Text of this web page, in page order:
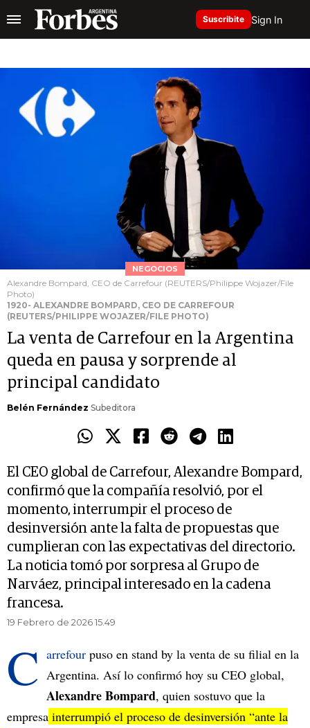
Suscribite Sign In
NEGOCIOS
Alexandre Bompard, CEO de Carrefour (REUTERS/Philippe Wojazer/File
Photo)
1920- ALEXANDRE BOMPARD, CEO DE CARREFOUR
(REUTERS/PHILIPPE WOJAZER/FILE PHOTO)
La venta de Carrefour en la Argentina
queda en pausa y sorprende al
principal candidato
Belén Fernández Subeditora
El CEO global de Carrefour, Alexandre Bompard,
confirmó que la compañía resolvió, por el
momento, interrumpir el proceso de
desinversión ante la falta de propuestas que
cumplieran con las expectativas del directorio.
La noticia tomó por sorpresa al Grupo de
Narváez, principal interesado en la cadena
francesa.
19 Febrero de 2026 15.49
C arrefour puso en stand by la venta de su filial en la
Argentina. Así lo confirmó hoy su CEO global,
Alexandre Bompard, quien sostuvo que la
empresa interrumpió el proceso de desinversión “ante la